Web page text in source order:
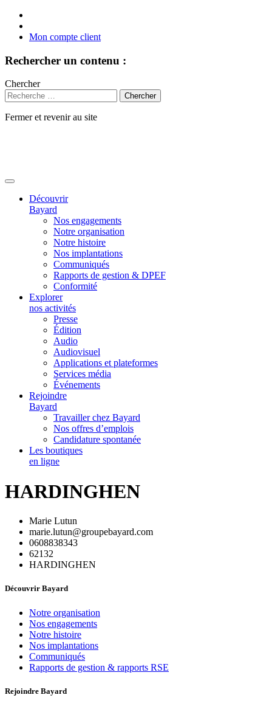
Mon compte client
Rechercher un contenu :
Chercher
Fermer et revenir au site
Découvrir
Bayard
Nos engagements
Notre organisation
Notre histoire
Nos implantations
Communiqués
Rapports de gestion & DPEF
Conformité
Explorer
nos activités
Presse
Édition
Audio
Audiovisuel
Applications et plateformes
Services média
Événements
Rejoindre
Bayard
Travailler chez Bayard
Nos offres d’emplois
Candidature spontanée
Les boutiques
en ligne
HARDINGHEN
Marie Lutun
marie.lutun@groupebayard.com
0608838343
62132
HARDINGHEN
Découvrir Bayard
Notre organisation
Nos engagements
Notre histoire
Nos implantations
Communiqués
Rapports de gestion & rapports RSE
Rejoindre Bayard